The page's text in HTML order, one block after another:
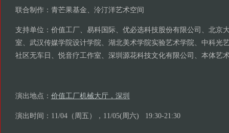
联合制作：青芒果基金、泠汀洋艺术空间
支持单位：价值工厂、易科国际、优必选科技股份有限公司、北京
室、武汉传媒学院设计学院、湖北美术学院实验艺术学院、中科光
社区无车日、悦音疗工作室、深圳源花科技文化有限公司、本体艺
演出地点： 价值工厂机械大厅，深圳
演出时间：11/04（周五），11/05(周六) 19:30-21:30